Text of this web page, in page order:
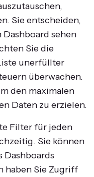
Sie entscheiden,
sehen
Sie die
unerfüllter
überwachen.
den maximalen
Daten zu erzielen.
Filter für jeden
Sie können
Dashboards
haben Sie Zugriff